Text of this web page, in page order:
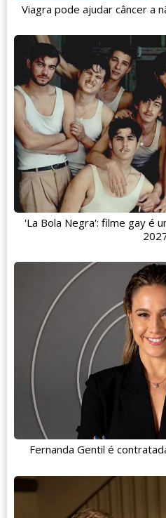
Viagra pode ajudar câncer a
'La Bola Negra': filme gay é
Fernanda Gentil é